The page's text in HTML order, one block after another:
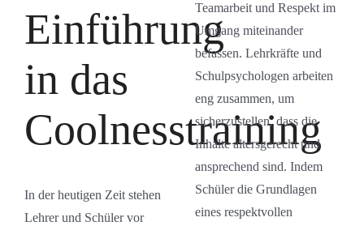
Einführung
in das
Coolnesstraining
In der heutigen Zeit stehen
Lehrer und Schüler vor
Teamarbeit und Respekt im
Umgang miteinander
befassen. Lehrkräfte und
Schulpsychologen arbeiten
eng zusammen, um
sicherzustellen, dass die
Inhalte altersgerecht und
ansprechend sind. Indem
Schüler die Grundlagen
eines respektvollen